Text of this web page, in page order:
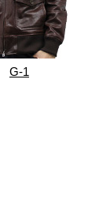
G-1